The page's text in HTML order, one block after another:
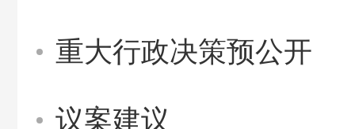
重大行政决策预公开
议案建议